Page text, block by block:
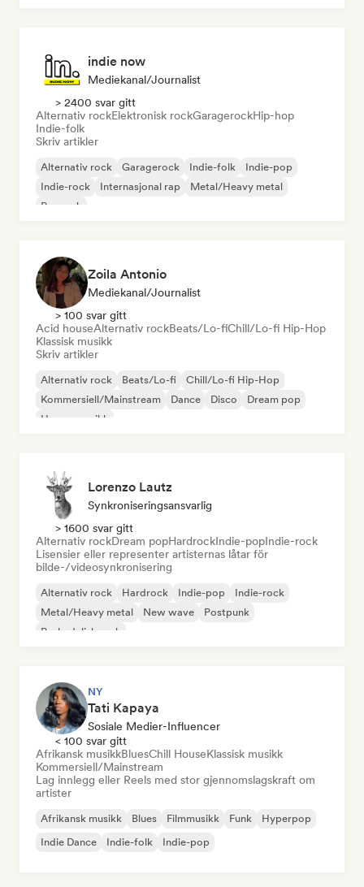
indie now
Mediekanal/journalist
> 2400 svar gitt
Alternativ rockElektronisk rockGaragerockHip-hop
Indie-folk
Skriv artikler
Alternativ rock Garagerock Indie-folk
Indie-pop
Indie-rock
Internasjonal rap
Metal/Heavy metal
Poprock
Zoila Antonio
Mediekanal/journalist
> 100 svar gitt
Acid houseAlternativ rockBeats/Lo-fiChill/Lo-fi Hip-Hop
Klassisk musikk
Skriv artikler
Alternativ rock Beats/Lo-fi
Chill/Lo-fi Hip-Hop
Kommersiell/Mainstream
Dance Disco
Dream pop
House-musikk
Lorenzo Lautz
Synkroniseringsansvarlig
> 1600 svar gitt
Alternativ rockDream popHardrockIndie-popIndie-rock
Lisensier eller representer artisternas låtar för
bilde-/videosynkronisering
Alternativ rock Hardrock Indie-pop
Indie-rock
Metal/Heavy metal
New wave
Postpunk
Psykedelisk rock
NY
Tati Kapaya
Sosiale Medier-Influencer
< 100 svar gitt
Afrikansk musikkBluesChill HouseKlassisk musikk
Kommersiell/Mainstream
Lag innlegg eller Reels med stor gjennomslagskraft om
artister
Afrikansk musikk Blues Filmmusikk Funk
Hyperpop
Indie Dance
Indie-folk Indie-pop